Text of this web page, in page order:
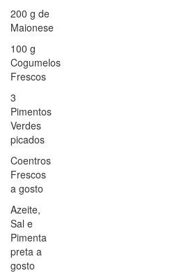
200 g de
Maionese
100 g
Cogumelos
Frescos
3
Pimentos
Verdes
picados
Coentros
Frescos
a gosto
Azeite,
Sal e
Pimenta
preta a
gosto